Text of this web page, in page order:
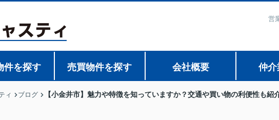
営
件を探す 売買物件を探す 会社概要 仲介
ィ ブログ 【小金井市】魅力や特徴を知っていますか？交通や買い物の利便性も紹